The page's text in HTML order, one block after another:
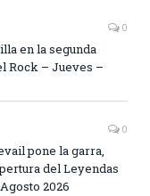
0
en la segunda
Rock – Jueves –
0
pone la garra,
del Leyendas
2026